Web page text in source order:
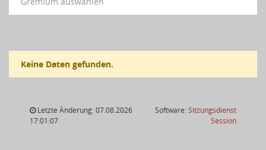
Keine Daten gefunden.
Letzte Änderung: 07.08.2026
17:01:07
Software:Sitzungsdienst
Session(Wird in